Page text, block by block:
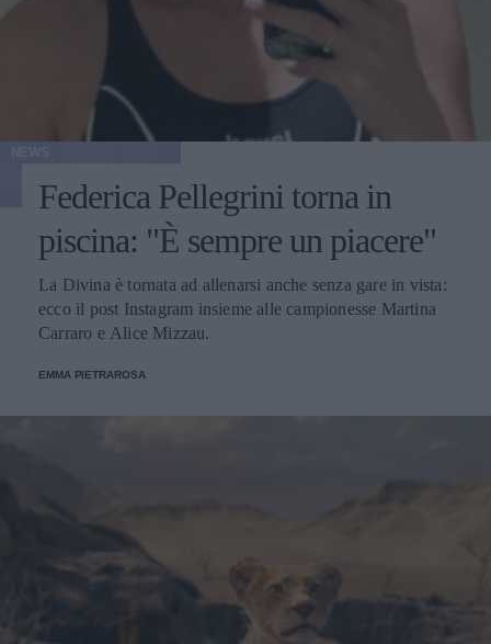
Federica Pellegrini torna in
piscina: "È sempre un piacere"
La Divina è tornata ad allenarsi anche senza gare in vista:
ecco il post Instagram insieme alle campionesse Martina
Carraro e Alice Mizzau.
EMMA PIETRAROSA